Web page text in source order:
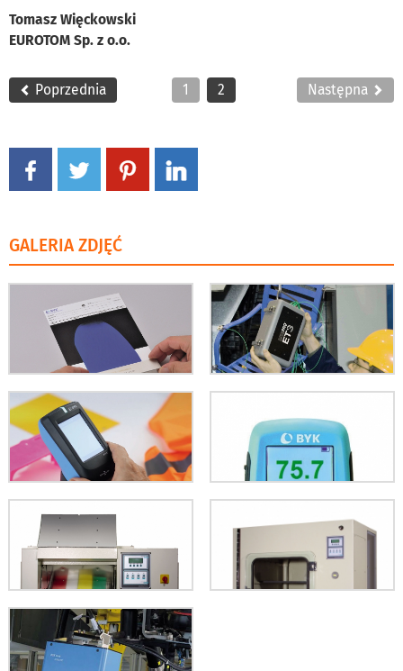
Tomasz Więckowski
EUROTOM Sp. z o.o.
Poprzednia 1 2 Następna
GALERIA ZDJĘĆ